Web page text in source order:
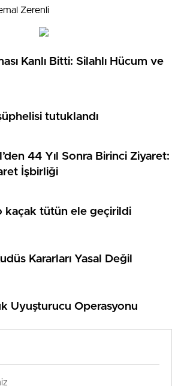
Zerenli
Kanlı Bitti: Silahlı Hücum ve
şüphelisi tutuklandı
44 Yıl Sonra Birinci Ziyaret:
İşbirliği
kaçak tütün ele geçirildi
Kararları Yasal Değil
Uyuşturucu Operasyonu